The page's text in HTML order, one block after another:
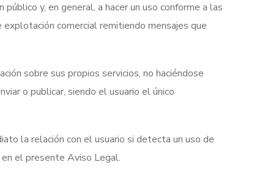
y, en general, a hacer un uso conforme a las
comercial remitiendo mensajes que
sobre sus propios servicios, no haciéndose
o publicar, siendo el usuario el único
la relación con el usuario si detecta un uso de
el presente Aviso Legal.